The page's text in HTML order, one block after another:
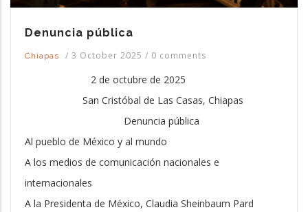
Denuncia pública
Chiapas / 3 October 2025 / 0 comments
2 de octubre de 2025
San Cristóbal de Las Casas, Chiapas
Denuncia pública
Al pueblo de México y al mundo
A los medios de comunicación nacionales e
internacionales
A la Presidenta de México, Claudia Sheinbaum Pard